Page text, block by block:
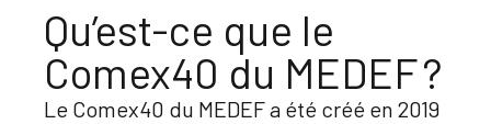
Qu’est-ce que le
Comex40 du MEDEF ?
Le Comex40 du MEDEF a été créé en 2019